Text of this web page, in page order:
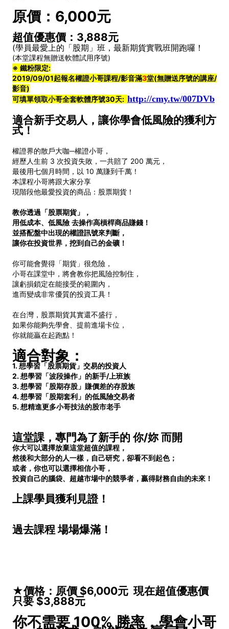
原價：6,000元
超值優惠價：3,888元
(學員最愛上的「股期」班，最新期貨實戰班開跑囉！
(本堂課程無贈送軟體試用序號)
※ 鐵粉限定:
2019/09/01起報名權證小哥課程/影音滿3堂(無贈送序號的講座/
影音)
可填單領取小哥全套軟體序號30天: http://cmy.tw/007DVb
適合新手交易人，讓你學會低風險的獲利方
式！
權證界的散戶大咖─權證小哥，
經歷人生前 3 次投資失敗，一共賠了 200 萬元，
最後用七個月時間，以 10 萬賺到千萬！
本課程小哥將跟大家分享
現階段他最愛投資的商品：股票期貨！
教你透過「股票期貨」，
用低成本、低風險 去操作高槓桿商品賺錢！
並搭配盤中出現的權證訊號來判斷，
讓你在投資世界，挖到自己的金礦！
你可能會覺得「期貨」很危險，
小哥在課堂中，將會教你把風險控制住，
讓虧損鎖定在能接受的範圍內，
進而變成非常優質的投資工具！
在台灣，股票期貨其實還不盛行，
如果你能夠先學會、提前進場卡位，
你就能贏在起跑點！
適合對象：
1. 想學習「股票期貨」交易的投資人
2.想學習「波段操作」的新手/上班族
3.想學習「股期存股」賺價差的存股族
4.想學習「股期套利」的低風險交易者
5.想精進更多小哥技法的股市老手
這堂課，專門為了新手的 你/妳 而開
你大可以選擇放棄這堂超值的課程，
然後和大部分的人一樣，自己研究，卻看不到起色；
或者，你也可以選擇相信小哥，
投資自己的腦袋、超越市場中的競爭者，贏得財務自由的未來！
上課學員獲利見證！
過去課程 場場爆滿！
★價格：原價 $6,000元 現在超值優惠價
只要 $3,888元
你不需要 100% 勝率，學會小哥